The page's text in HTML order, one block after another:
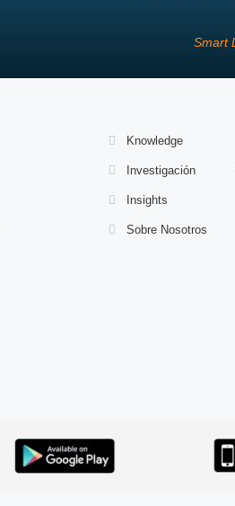
Smart
Knowledge
Investigación
Insights
Sobre Nosotros